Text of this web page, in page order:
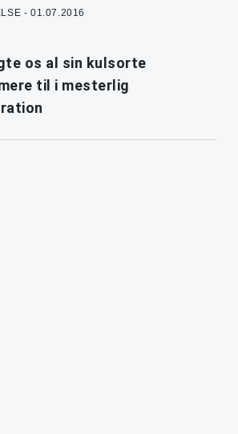
- 01.07.2016
os al sin kulsorte
til i mesterlig